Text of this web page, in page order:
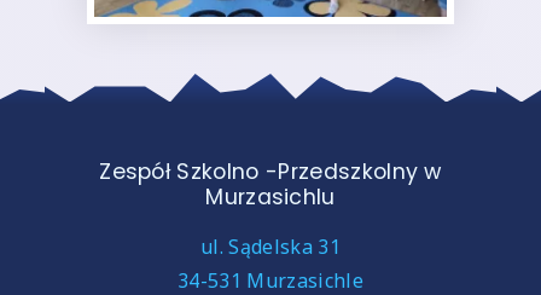
Zespół Szkolno -Przedszkolny w
Murzasichlu
ul. Sądelska 31
34-531 Murzasichle